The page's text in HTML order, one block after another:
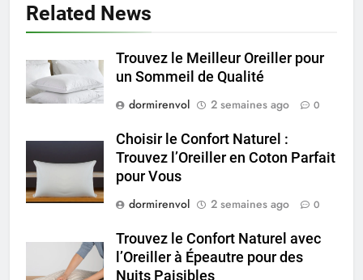
Related News
Trouvez le Meilleur Oreiller pour
un Sommeil de Qualité
dormirenvol
2 semaines ago 0
Choisir le Confort Naturel :
Trouvez l’Oreiller en Coton Parfait
pour Vous
dormirenvol
2 semaines ago 0
Trouvez le Confort Naturel avec
l’Oreiller à Épeautre pour des
Nuits Paisibles